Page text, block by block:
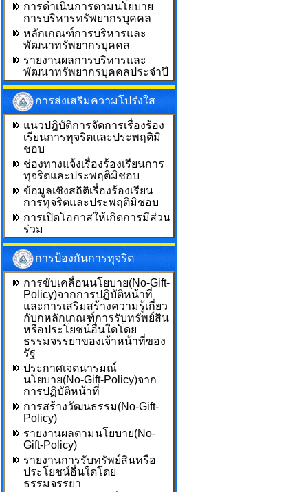
การดำเนินการตามนโยบาย
การบริหารทรัพยากรบุคคล
หลักเกณฑ์การบริหารและ
พัฒนาทรัพยากรบุคคล
รายงานผลการบริหารและ
พัฒนาทรัพยากรบุคคลประจำปี
การส่งเสริมความโปร่งใส
แนวปฎิบัติการจัดการเรื่องร้อง
เรียนการทุจริตและประพฤติมิ
ชอบ
ช่องทางแจ้งเรื่องร้องเรียนการ
ทุจริตและประพฤติมิชอบ
ข้อมูลเชิงสถิติเรื่องร้องเรียน
การทุจริตและประพฤติมิชอบ
การเปิดโอกาสให้เกิดการมีส่วน
ร่วม
การป้องกันการทุจริต
การขับเคลื่อนนโยบาย(No-Gift-
Policy)จากการปฏิบัติหน้าที่
และการเสริมสร้างความรู้เกี่ยว
กับกหลักเกณฑ์การรับทรัพย์สิน
หรือประโยชน์อื่นใดโดย
ธรรมจรรยาของเจ้าหน้าที่ของ
รัฐ
ประกาศเจตนารมณ์
นโยบาย(No-Gift-Policy)จาก
การปฏิบัติหน้าที่
การสร้างวัฒนธรรม(No-Gift-
Policy)
รายงานผลตามนโยบาย(No-
Gift-Policy)
รายงานการรับทรัพย์สินหรือ
ประโยชน์อื่นใดโดย
ธรรมจรรยา